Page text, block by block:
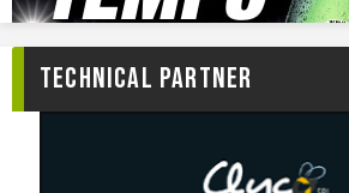
TECHNICAL PARTNER